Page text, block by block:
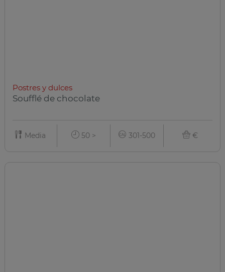
Postres y dulces
Soufflé de chocolate
Media 50 > 301-500 €